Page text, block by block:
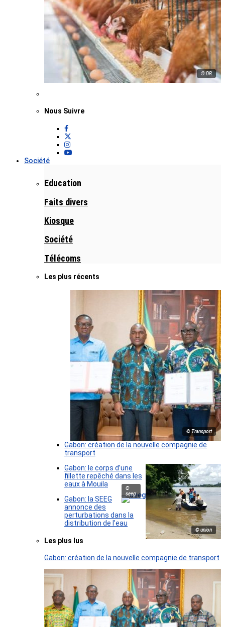
© DR
Nous Suivre
Société
Education
Faits divers
Kiosque
Société
Télécoms
Les plus récents
© Transport
Gabon: création de la nouvelle compagnie de
transport
© union
Gabon: le corps d’une
fillette repêché dans les
eaux à Mouila
©
seeg
Gabon: la SEEG
annonce des
perturbations dans la
distribution de l’eau
Les plus lus
Gabon: création de la nouvelle compagnie de transport